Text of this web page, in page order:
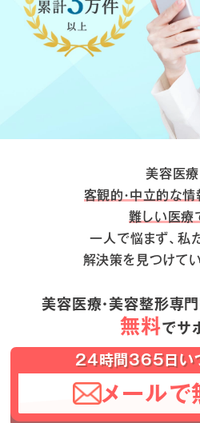
美容医
客観的・中立的な
難しい医療
一人で悩まず、私
解決策を見つけて
美容医療・美容整形専
無料でサ
24時間365日い
メールで